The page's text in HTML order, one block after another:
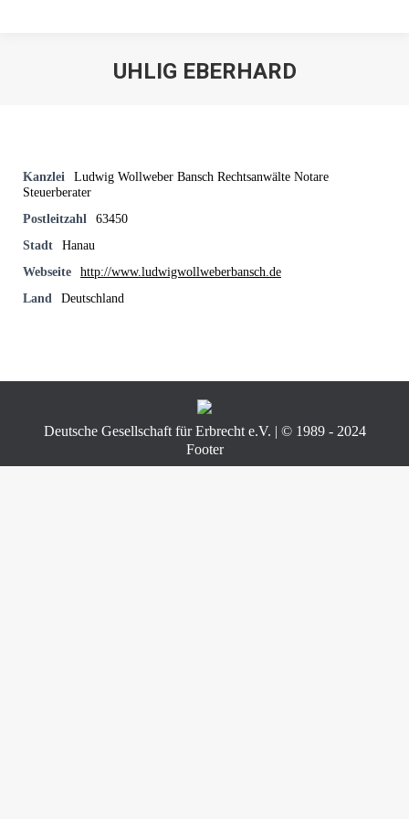
UHLIG EBERHARD
Kanzlei
Ludwig Wollweber Bansch Rechtsanwälte Notare
Steuerberater
Postleitzahl
63450
Stadt
Hanau
Webseite
http://www.ludwigwollweberbansch.de
Land
Deutschland
Deutsche Gesellschaft für Erbrecht e.V. | © 1989 - 2024
Footer